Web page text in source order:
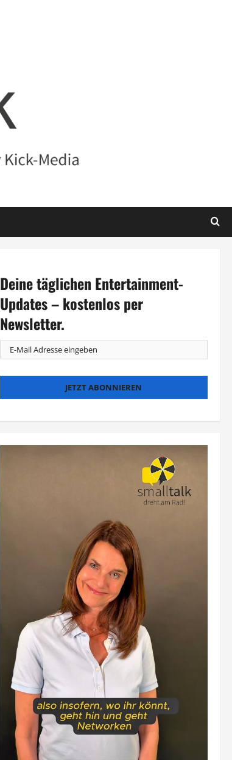
Deine täglichen Entertainment-
Updates – kostenlos per
Newsletter.